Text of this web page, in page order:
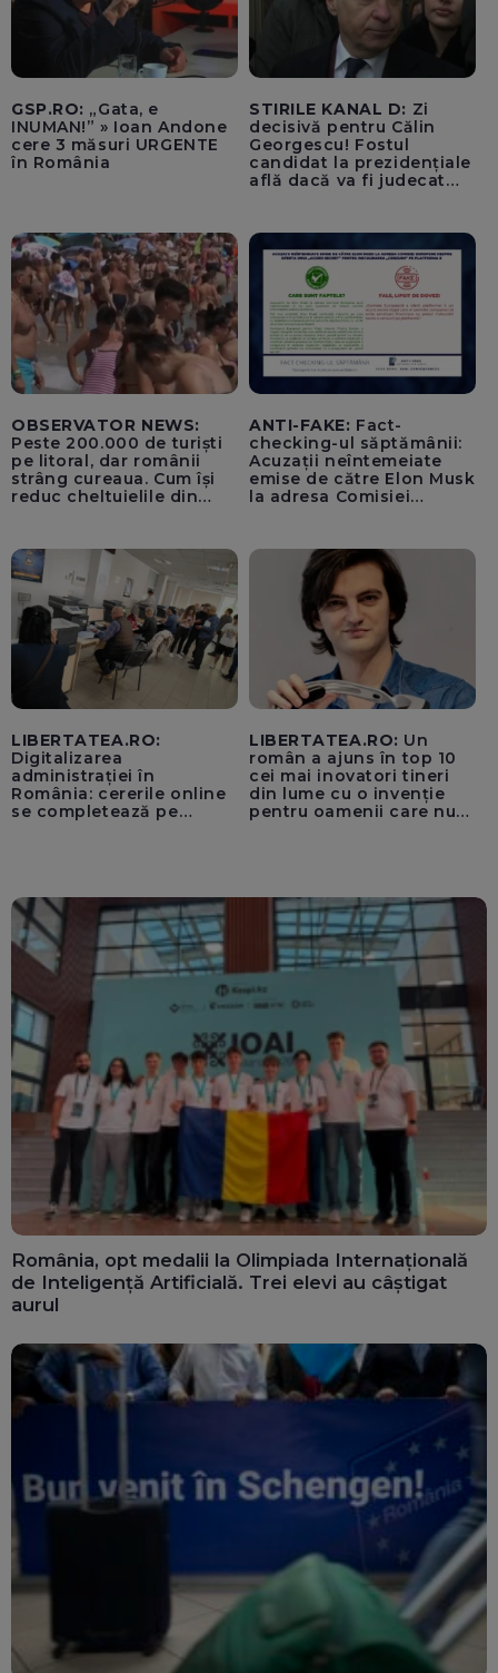
GSP.RO: „Gata, e
INUMAN!” » Ioan Andone
cere 3 măsuri URGENTE
în România
STIRILE KANAL D: Zi
decisivă pentru Călin
Georgescu! Fostul
candidat la prezidențiale
află dacă va fi judecat
OBSERVATOR NEWS:
Peste 200.000 de turiști
pe litoral, dar românii
strâng cureaua. Cum își
reduc cheltuielile din
ANTI-FAKE: Fact-
checking-ul săptămânii:
Acuzații neîntemeiate
emise de către Elon Musk
la adresa Comisiei
pentru instaurarea
„cenzurii” pe platforma X
LIBERTATEA.RO:
Digitalizarea
administrației în
România: cererile online
se completează pe
LIBERTATEA.RO: Un
român a ajuns în top 10
cei mai inovatori tineri
din lume cu o invenție
pentru oamenii care nu
România, opt medalii la Olimpiada Internațională
de Inteligență Artificială. Trei elevi au câștigat
aurul